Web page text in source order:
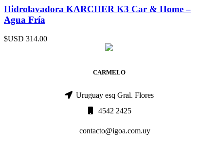
Hidrolavadora KARCHER K3 Car & Home –
Agua Fría
$USD 314.00
CARMELO
Uruguay esq Gral. Flores
4542 2425
contacto@igoa.com.uy